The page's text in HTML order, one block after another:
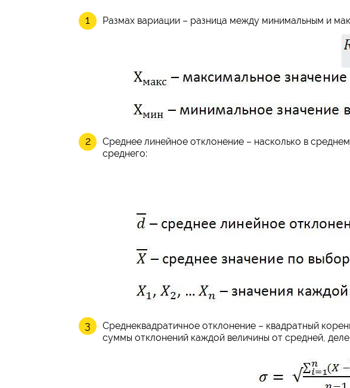
Размах вариации – разница между минимальным и
Среднее линейное отклонение – насколько в
среднего:
Среднеквадратичное отклонение – квадратный
суммы отклонений каждой величины от средней,